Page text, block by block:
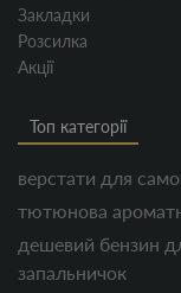
Закладки
Розсилка
Акції
Топ категорії
верстати для
тютюнова
дешевий бензин
запальничок